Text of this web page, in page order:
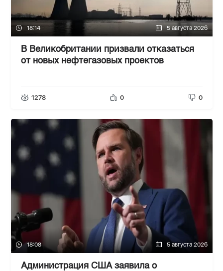
18:14 5 августа 2026
В Великобритании призвали отказаться
от новых нефтегазовых проектов
1278 0 0
18:08 5 августа 2026
Администрация США заявила о